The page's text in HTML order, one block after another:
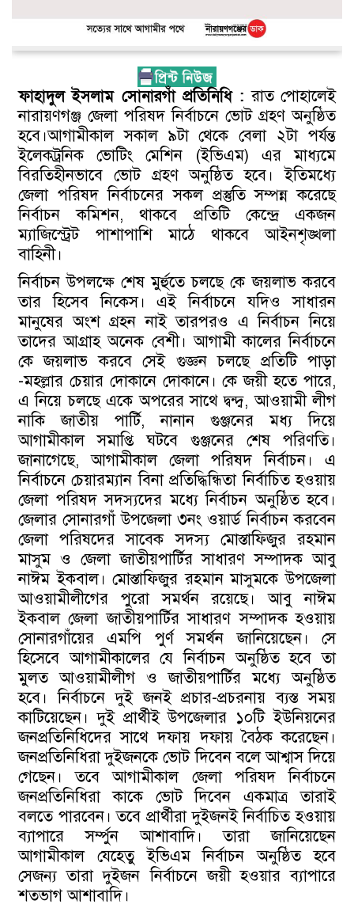
ফাহাদুল ইসলাম সোনারগাঁ প্রতিনিধি : রাত পোহালেই
নারায়ণগঞ্জ জেলা পরিষদ নির্বাচনে ভোট গ্রহণ অনুষ্ঠিত
হবে।আগামীকাল সকাল ৯টা থেকে বেলা ২টা পর্যন্ত
ইলেকট্রনিক ভোটিং মেশিন (ইভিএম) এর মাধ্যমে
বিরতিহীনভাবে ভোট গ্রহণ অনুষ্ঠিত হবে। ইতিমধ্যে
জেলা পরিষদ নির্বাচনের সকল প্রস্তুতি সম্পন্ন করেছে
নির্বাচন কমিশন, থাকবে প্রতিটি কেন্দ্রে একজন
ম্যাজিস্ট্রেট পাশাপাশি মাঠে থাকবে আইনশৃঙ্খলা
বাহিনী।
নির্বাচন উপলক্ষে শেষ মুর্হুতে চলছে কে জয়লাভ করবে
তার হিসেব নিকেস। এই নির্বাচনে যদিও সাধারন
মানুষের অংশ গ্রহন নাই তারপরও এ নির্বাচন নিয়ে
তাদের আগ্রাহ অনেক বেশী। আগামী কালের নির্বাচনে
কে জয়লাভ করবে সেই গুজ্ঞন চলছে প্রতিটি পাড়া
-মহল্লার চেয়ার দোকানে দোকানে। কে জয়ী হতে পারে,
এ নিয়ে চলছে একে অপরের সাথে দ্বন্দ্ব, আওয়ামী লীগ
নাকি জাতীয় পার্টি, নানান গুঞ্জনের মধ্য দিয়ে
আগামীকাল সমাপ্তি ঘটবে গুঞ্জনের শেষ পরিণতি।
জানাগেছে, আগামীকাল জেলা পরিষদ নির্বাচন। এ
নির্বাচনে চেয়ারম্যান বিনা প্রতিদ্ধিন্ধিতা নির্বাচিত হওয়ায়
জেলা পরিষদ সদস্যদের মধ্যে নির্বাচন অনুষ্ঠিত হবে।
জেলার সোনারগাঁ উপজেলা ৩নং ওয়ার্ড নির্বাচন করবেন
জেলা পরিষদের সাবেক সদস্য মোস্তাফিজুর রহমান
মাসুম ও জেলা জাতীয়পার্টির সাধারণ সম্পাদক আবু
নাঈম ইকবাল। মোস্তাফিজুর রহমান মাসুমকে উপজেলা
আওয়ামীলীগের পুরো সমর্থন রয়েছে। আবু নাঈম
ইকবাল জেলা জাতীয়পার্টির সাধারণ সম্পাদক হওয়ায়
সোনারগাঁয়ের এমপি পুর্ণ সমর্থন জানিয়েছেন। সে
হিসেবে আগামীকালের যে নির্বাচন অনুষ্ঠিত হবে তা
মুলত আওয়ামীলীগ ও জাতীয়পার্টির মধ্যে অনুষ্ঠিত
হবে। নির্বাচনে দুই জনই প্রচার-প্রচরনায় ব্যস্ত সময়
কাটিয়েছেন। দুই প্রার্থীই উপজেলার ১০টি ইউনিয়নের
জনপ্রতিনিধিদের সাথে দফায় দফায় বৈঠক করেছেন।
জনপ্রতিনিধিরা দুইজনকে ভোট দিবেন বলে আশ্বাস দিয়ে
গেছেন। তবে আগামীকাল জেলা পরিষদ নির্বাচনে
জনপ্রতিনিধিরা কাকে ভোট দিবেন একমাত্র তারাই
বলতে পারবেন। তবে প্রার্থীরা দুইজনই নির্বাচিত হওয়ায়
ব্যাপারে সর্ম্পুন আশাবাদি। তারা জানিয়েছেন
আগামীকাল যেহেতু ইভিএম নির্বাচন অনুষ্ঠিত হবে
সেজন্য তারা দুইজন নির্বাচনে জয়ী হওয়ার ব্যাপারে
শতভাগ আশাবাদি।